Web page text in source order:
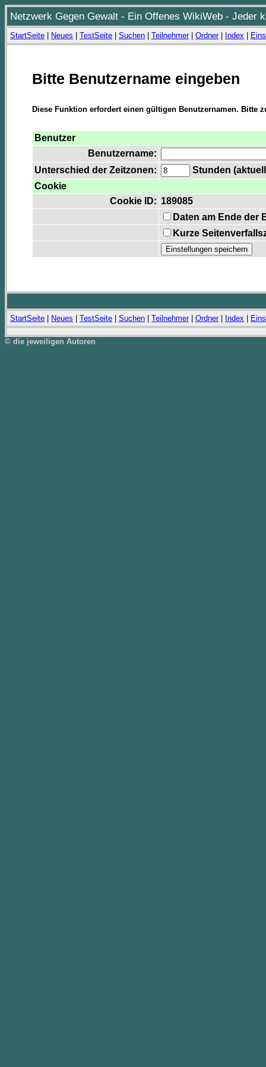
Netzwerk Gegen Gewalt - Ein Offenes WikiWeb - Jeder
StartSeite Neues TestSeite Suchen Teilnehmer| Ordner| Index
Bitte Benutzername eingeben
Diese Funktion erfordert einen gültigen Benutzernamen. Bitte
Benutzer
Benutzername:
Unterschied der Zeitzonen:
Stunden
Cookie
Cookie ID: 189085
Daten am Ende der
Kurze
StartSeite Neues TestSeite Suchen Teilnehmer| Ordner| Index
© die jeweiligen Autoren